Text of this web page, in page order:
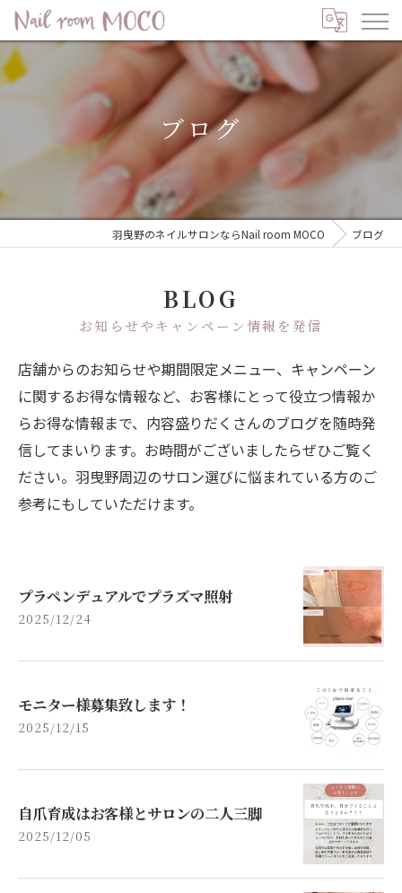
ブログ
羽曳野のネイルサロンならNail room MOCO ブログ
BLOG
お知らせやキャンペーン情報を発信
店舗からのお知らせや期間限定メニュー、キャンペーン
に関するお得な情報など、お客様にとって役立つ情報か
らお得な情報まで、内容盛りだくさんのブログを随時発
信してまいります。お時間がございましたらぜひご覧く
ださい。羽曳野周辺のサロン選びに悩まれている方のご
参考にもしていただけます。
プラペンデュアルでプラズマ照射
2025/12/24
モニター様募集致します！
2025/12/15
自爪育成はお客様とサロンの二人三脚
2025/12/05